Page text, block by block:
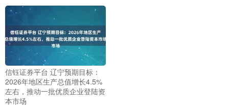
信钰证券平台 辽宁预期目标：
2026年地区生产总值增长4.5%
左右，推动一批优质企业登陆资
本市场